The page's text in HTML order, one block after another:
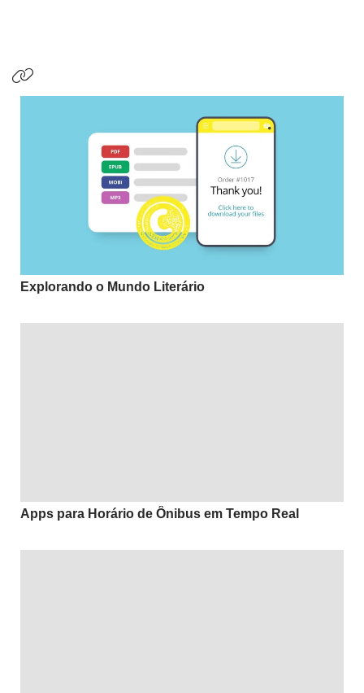
Explorando o Mundo Literário
Apps para Horário de Ônibus em Tempo Real